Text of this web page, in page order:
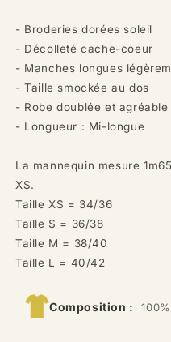
- Broderies dorées soleil
- Décolleté cache-coeur
- Manches longues
- Taille smockée au dos
- Robe doublée et
- Longueur : Mi-longue
La mannequin mesure
XS.
Taille XS = 34/36
Taille S = 36/38
Taille M = 38/40
Taille L = 40/42
Composition :